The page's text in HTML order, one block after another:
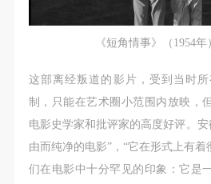
《短角情事》（1954
这部离经叛道的影片，受到当时
制，只能在艺术圈小范围内放映，
电影史学家和批评家的高度好评。安
由而纯净的电影”，“它在形式上有
们在电影中十分罕见的印象：它是
单位，其开展的公共教育活动
有公教活动。
二、拍摄内容、使用形式、使
（1）、拍摄内容 乙方拍摄的
容包括：①中央美术学院美术
内○3由中央美术学院公共教育
单位，其开展的公共教育活动
有公教活动。
二、拍摄内容、使用形式、使
（1）、拍摄内容 乙方拍摄的
容包括：①中央美术学院美术
内○3由中央美术学院公共教育
单位，其开展的公共教育活动
有公教活动。
二、拍摄内容、使用形式、使
（1）、拍摄内容 乙方拍摄的
容包括：①中央美术学院美术
内○3由中央美术学院公共教育